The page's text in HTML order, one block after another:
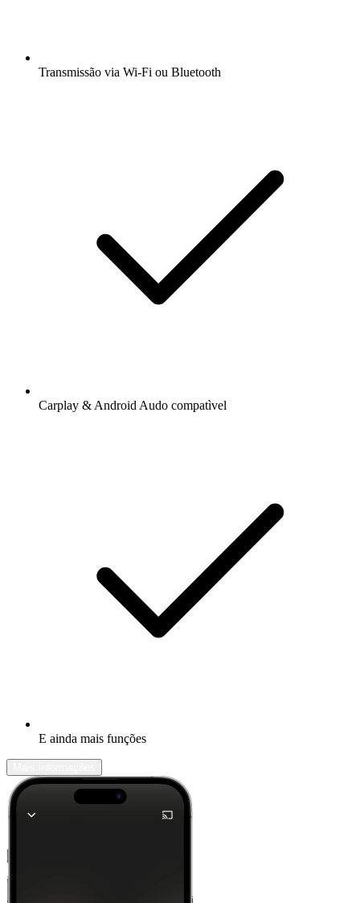
Transmissão via Wi-Fi ou Bluetooth
Carplay & Android Audo compatìvel
E ainda mais funções